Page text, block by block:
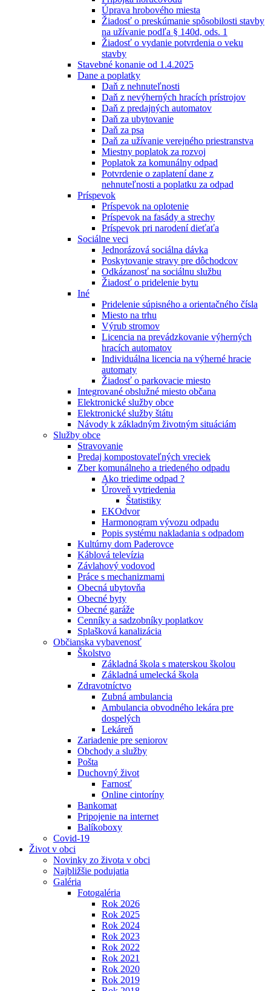
Úprava hrobového miesta
Žiadosť o preskúmanie spôsobilosti stavby
na užívanie podľa § 140d, ods. 1
Žiadosť o vydanie potvrdenia o veku
stavby
Stavebné konanie od 1.4.2025
Dane a poplatky
Daň z nehnuteľnosti
Daň z nevýherných hracích prístrojov
Daň z predajných automatov
Daň za ubytovanie
Daň za psa
Daň za užívanie verejného priestranstva
Miestny poplatok za rozvoj
Poplatok za komunálny odpad
Potvrdenie o zaplatení dane z
nehnuteľnosti a poplatku za odpad
Príspevok
Príspevok na oplotenie
Príspevok na fasády a strechy
Príspevok pri narodení dieťaťa
Sociálne veci
Jednorázová sociálna dávka
Poskytovanie stravy pre dôchodcov
Odkázanosť na sociálnu službu
Žiadosť o pridelenie bytu
Iné
Pridelenie súpisného a orientačného čísla
Miesto na trhu
Výrub stromov
Licencia na prevádzkovanie výherných
hracích automatov
Individuálna licencia na výherné hracie
automaty
Žiadosť o parkovacie miesto
Integrované obslužné miesto občana
Elektronické služby obce
Elektronické služby štátu
Návody k základným životným situáciám
Služby obce
Stravovanie
Predaj kompostovateľných vreciek
Zber komunálneho a triedeného odpadu
Ako triedime odpad ?
Úroveň vytriedenia
Štatistiky
EKOdvor
Harmonogram vývozu odpadu
Popis systému nakladania s odpadom
Kultúrny dom Paderovce
Káblová televízia
Závlahový vodovod
Práce s mechanizmami
Obecná ubytovňa
Obecné byty
Obecné garáže
Cenníky a sadzobníky poplatkov
Splašková kanalizácia
Občianska vybavenosť
Školstvo
Základná škola s materskou školou
Základná umelecká škola
Zdravotníctvo
Zubná ambulancia
Ambulancia obvodného lekára pre
dospelých
Lekáreň
Zariadenie pre seniorov
Obchody a služby
Pošta
Duchovný život
Farnosť
Online cintoríny
Bankomat
Pripojenie na internet
Balíkoboxy
Covid-19
Život v obci
Novinky zo života v obci
Najbližšie podujatia
Galéria
Fotogaléria
Rok 2026
Rok 2025
Rok 2024
Rok 2023
Rok 2022
Rok 2021
Rok 2020
Rok 2019